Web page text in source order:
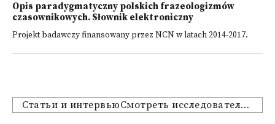
Opis paradygmatyczny polskich frazeologizmów
czasownikowych. Słownik elektroniczny
Projekt badawczy finansowany przez NCN w latach 2014-2017.
Статьи и интервьюСмотреть исследовательские проекты